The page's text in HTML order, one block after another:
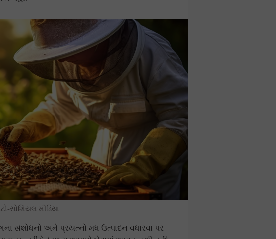
સોશિયલ મીડિયા
સંશોધનો અને પ્રયત્નો મધ ઉત્પાદન વધારવા પર